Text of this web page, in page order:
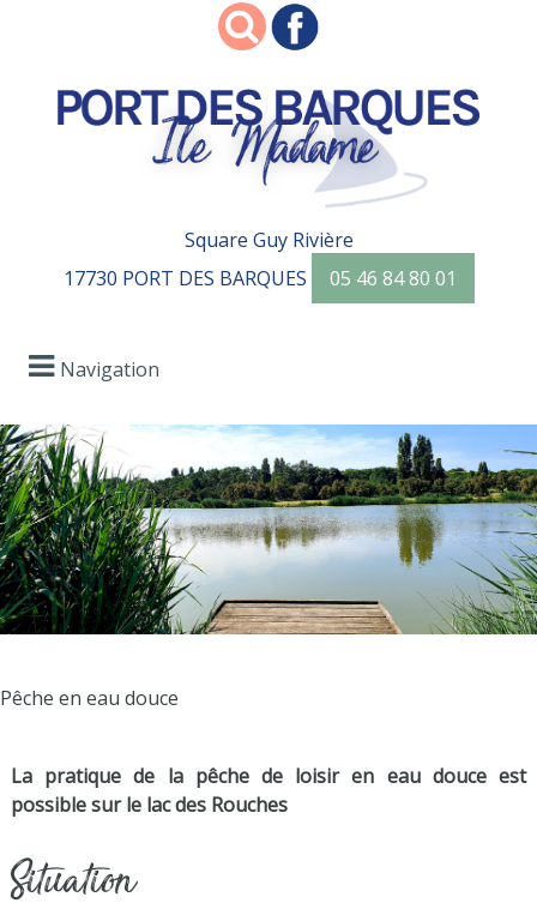
Square Guy Rivière
17730 PORT DES BARQUES
05 46 84 80 01
Navigation
Pêche en eau douce
La pratique de la pêche de loisir en eau douce est
possible sur le lac des Rouches
Situation